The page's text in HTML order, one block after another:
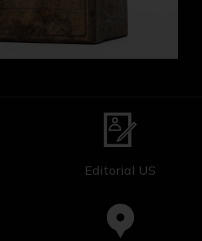
Editorial US